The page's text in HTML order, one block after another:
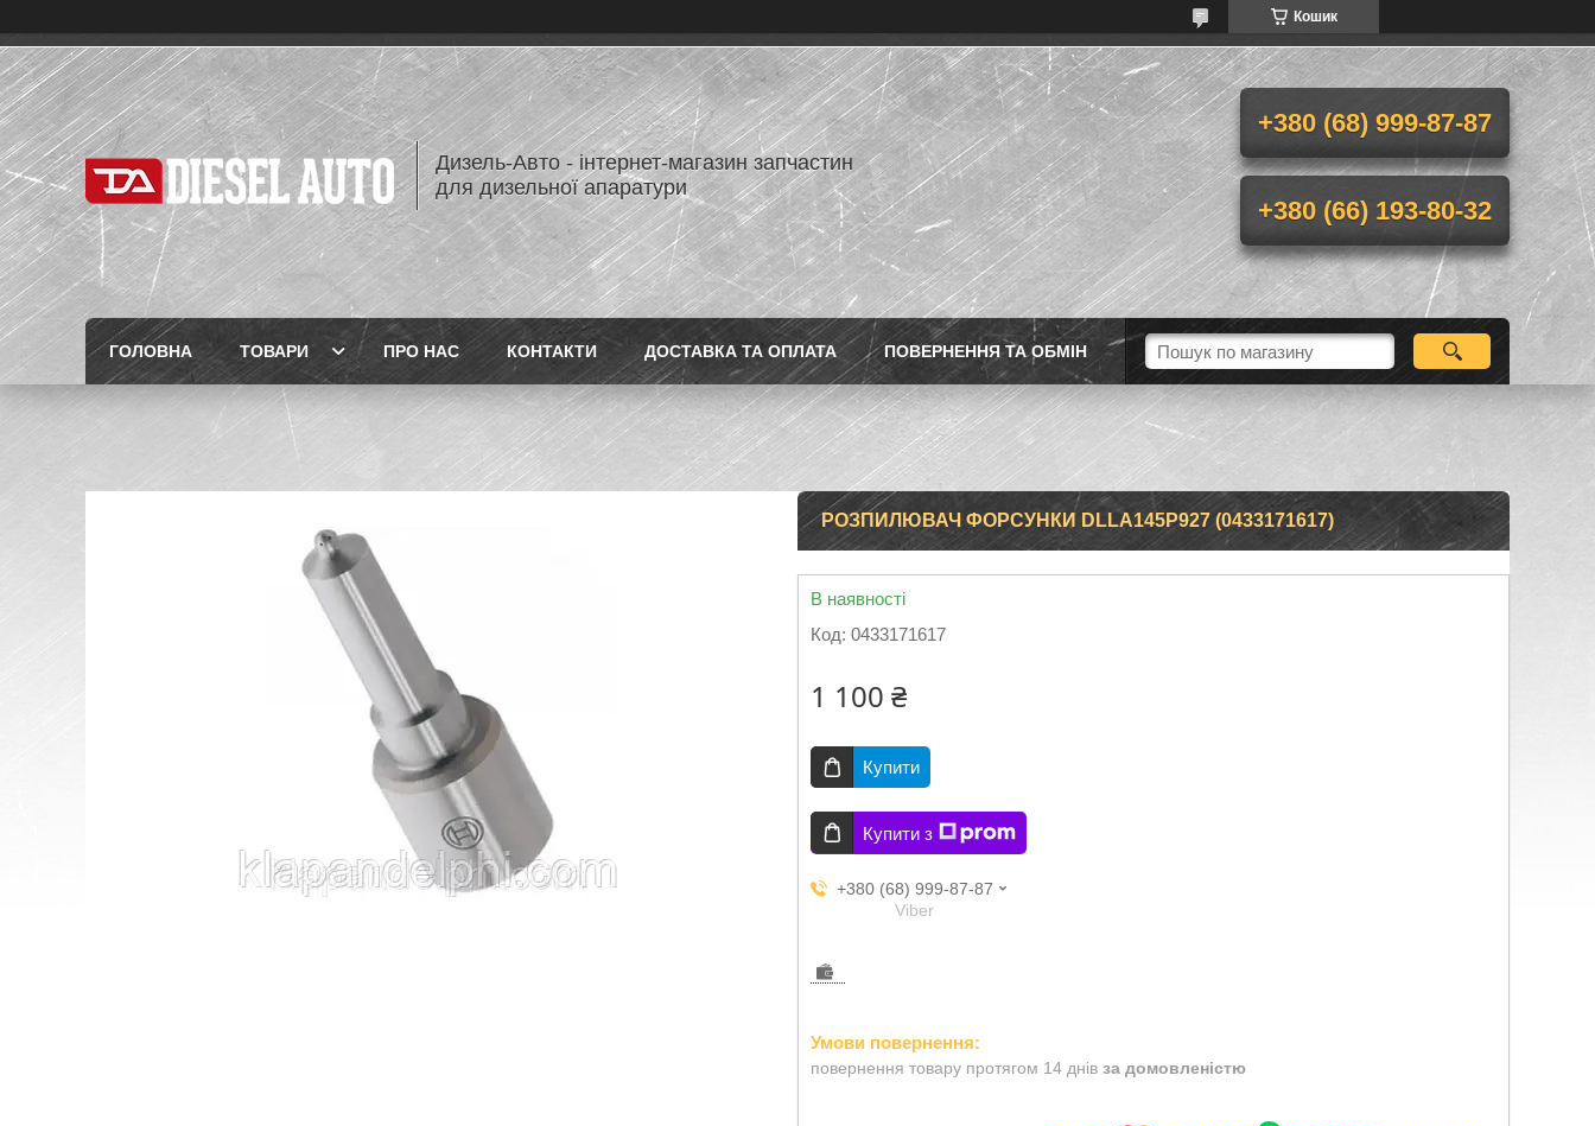
Кошик
Дизель-Авто - інтернет-магазин запчастин
для дизельної апаратури
+380 (68) 999-87-87
+380 (66) 193-80-32
ГОЛОВНА ТОВАРИ ПРО НАС КОНТАКТИ ДОСТАВКА ТА ОПЛАТА ПОВЕРНЕННЯ ТА ОБМІН
РОЗПИЛЮВАЧ ФОРСУНКИ DLLA145P927 (0433171617)
В наявності
Код: 0433171617
1 100 ₴
Купити
Купити з
+380 (68) 999-87-87
Viber
повернення товару протягом 14 днів за домовленістю